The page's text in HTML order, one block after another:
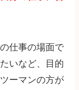
仕事の場面で
いなど、目的
ーマンの方が